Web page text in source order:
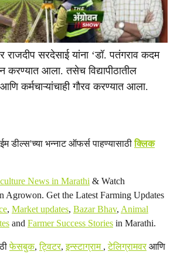
राजदीप सरदेसाई यांना ‘डॉ. पतंगराव कदम
करण्यात आला. तसेच विद्यापीठातील
कर्मचाऱ्यांचाही गौरव करण्यात आला.
डील्स'च्या भन्नाट ऑफर्स पाहण्यासाठीक्लिक
News in Marathi & Watch
Agrowon. Get the Latest Farming Updates
, Market updates, Bazar Bhav, Animal
and Farmer Success Stories in Marathi.
फेसबुक,ट्विटर,इन्स्टाग्राम ,टेलिग्रामवरआणि